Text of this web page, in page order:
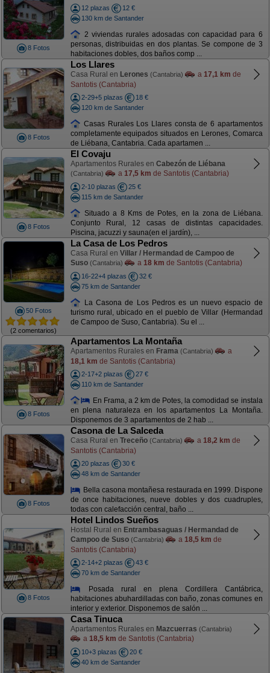
8 Fotos
12 plazas
12 €
130 km de Santander
2 viviendas rurales adosadas con capacidad para 6
personas, distribuidas en dos plantas. Se compone de 3
habitaciones dobles, dos baños comp ...
8 Fotos
Los Llares
Casa Rural en Lerones (Cantabria) a 17,1 km de
Santotis (Cantabria)
2-29+5 plazas
18 €
120 km de Santander
Casas Rurales Los Llares consta de 6 apartamentos
completamente equipados situados en Lerones, Comarca
de Liébana, Cantabria. Cada apartamen ...
8 Fotos
El Covaju
Apartamentos Rurales en Cabezón de Liébana
(Cantabria) a 17,5 km de Santotis (Cantabria)
2-10 plazas
25 €
115 km de Santander
Situado a 8 Kms de Potes, en la zona de Liébana.
Conjunto Rural, 12 casas de distintas capacidades.
Piscina, jacuzzi y sauna(en el jardín), ...
50 Fotos
(2 comentarios)
La Casa de Los Pedros
Casa Rural en Villar / Hermandad de Campoo de
Suso (Cantabria) a 18 km de Santotis (Cantabria)
16-22+4 plazas
32 €
75 km de Santander
La Casona de Los Pedros es un nuevo espacio de
turismo rural, ubicado en el pueblo de Villar (Hermandad
de Campoo de Suso, Cantabria). Su el ...
8 Fotos
Apartamentos La Montaña
Apartamentos Rurales en Frama (Cantabria)
a
18,1 km de Santotis (Cantabria)
2-17+2 plazas
27 €
110 km de Santander
En Frama, a 2 km de Potes, la comodidad se instala
en plena naturaleza en los apartamentos La Montaña.
Disponemos de 3 apartamentos de 2 hab ...
8 Fotos
Casona de La Salceda
Casa Rural en Treceño (Cantabria) a 18,2 km de
Santotis (Cantabria)
20 plazas
30 €
48 km de Santander
Bella casona montañesa restaurada en 1999. Dispone
de once habitaciones, nueve dobles y dos cuadruples,
todas con calefacción central, baño ...
8 Fotos
Hotel Lindos Sueños
Hostal Rural en Entrambasaguas / Hermandad de
Campoo de Suso (Cantabria) a 18,5 km de
Santotis (Cantabria)
2-14+2 plazas
43 €
70 km de Santander
Posada rural en plena Cordillera Cantábrica,
habitaciones abuhardilladas con baño, zonas comunes en
interior y exterior. Disponemos de salón ...
Casa Tinuca
Apartamentos Rurales en Mazcuerras (Cantabria)
a 18,5 km de Santotis (Cantabria)
10+3 plazas
20 €
40 km de Santander